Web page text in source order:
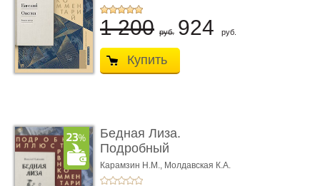
1 200 руб. 924 руб.
Купить
Бедная Лиза.
Подробный
иллюстрированный
комме ...
Карамзин Н.М., Молдавская К.А.